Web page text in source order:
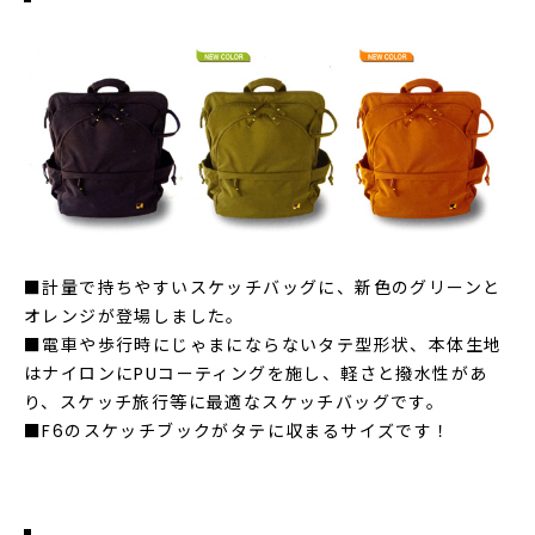
■計量で持ちやすいスケッチバッグに、新色のグリーンと
オレンジが登場しました。
■電車や歩行時にじゃまにならないタテ型形状、本体生地
はナイロンにPUコーティングを施し、軽さと撥水性があ
り、スケッチ旅行等に最適なスケッチバッグです。
■F6のスケッチブックがタテに収まるサイズです！